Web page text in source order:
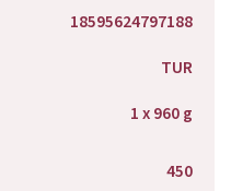
18595624797188
TUR
1 x 960 g
450